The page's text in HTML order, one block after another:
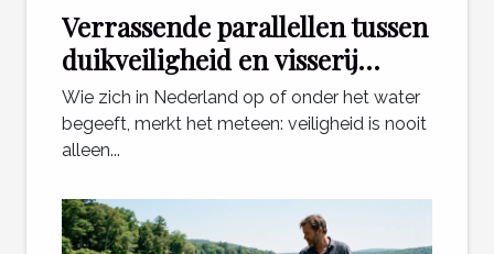
Verrassende parallellen tussen
duikveiligheid en visserij
regelgeving
Wie zich in Nederland op of onder het water
begeeft, merkt het meteen: veiligheid is nooit
alleen...